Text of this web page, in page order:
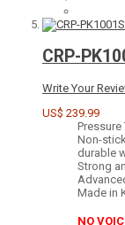
CRP-
Write Your
US$ 239.99
Pressure
Non-
durable
Strong
Made in
NO